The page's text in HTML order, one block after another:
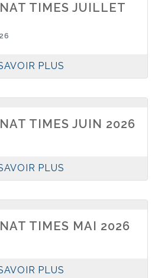
TIMES JUILLET
PLUS
TIMES JUIN 2026
PLUS
TIMES MAI 2026
PLUS